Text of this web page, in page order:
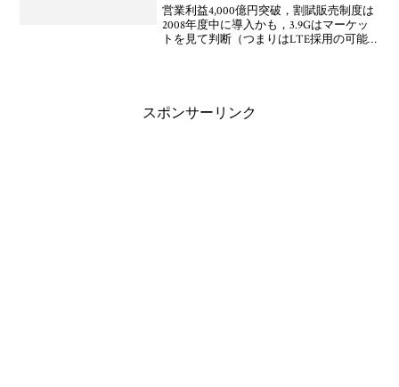
営業利益4,000億円突破，割賦販売制度は
2008年度中に導入かも，3.9Gはマーケッ
トを見て判断（つまりはLTE採用の可能
スポンサーリンク